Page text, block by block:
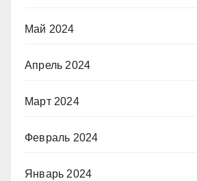
Май 2024
Апрель 2024
Март 2024
Февраль 2024
Январь 2024